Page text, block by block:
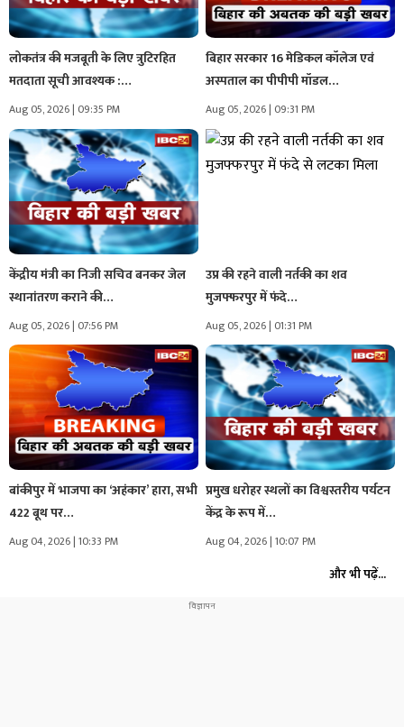
लोकतंत्र की मजबूती के लिए त्रुटिरहित
मतदाता सूची आवश्यक :…
Aug 05, 2026 | 09:35 PM
बिहार सरकार 16 मेडिकल कॉलेज एवं
अस्पताल का पीपीपी मॉडल…
Aug 05, 2026 | 09:31 PM
केंद्रीय मंत्री का निजी सचिव बनकर जेल
स्थानांतरण कराने की…
Aug 05, 2026 | 07:56 PM
उप्र की रहने वाली नर्तकी का शव
मुजफ्फरपुर में फंदे…
Aug 05, 2026 | 01:31 PM
बांकीपुर में भाजपा का ‘अहंकार’ हारा, सभी
422 बूथ पर…
Aug 04, 2026 | 10:33 PM
प्रमुख धरोहर स्थलों का विश्वस्तरीय पर्यटन
केंद्र के रूप में…
Aug 04, 2026 | 10:07 PM
और भी पढ़ें...